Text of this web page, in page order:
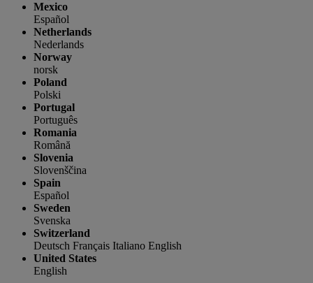
Mexico
Español
Netherlands
Nederlands
Norway
norsk
Poland
Polski
Portugal
Português
Romania
Română
Slovenia
Slovenščina
Spain
Español
Sweden
Svenska
Switzerland
Deutsch Français Italiano English
United States
English